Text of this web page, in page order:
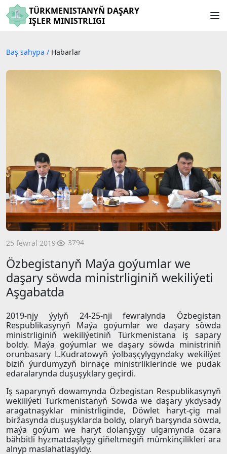
TÜRKMENISTANYŇ DAŞARY
IŞLER MINISTRLIGI
Baş sahypa / Habarlar
25 fewral 2019 3794
Özbegistanyň Maýa goýumlar we
daşary söwda ministrliginiň wekiliýeti
Aşgabatda
2019-njy ýylyň 24-25-nji fewralynda Özbegistan
Respublikasynyň Maýa goýumlar we daşary söwda
ministrliginiň wekiliýetiniň Türkmenistana iş sapary
boldy. Maýa goýumlar we daşary söwda ministriniň
orunbasary L.Kudratowyň ýolbaşçylygyndaky wekiliýet
biziň ýurdumyzyň birnäçe ministrliklerinde we pudak
edaralarynda duşuşyklary geçirdi.
Iş saparynyň dowamynda Özbegistan Respublikasynyň
wekiliýeti Türkmenistanyň Söwda we daşary ykdysady
aragatnaşyklar ministrliginde, Döwlet haryt-çig mal
biržasynda duşuşyklarda boldy, olaryň barşynda söwda,
maýa goýum we haryt dolanşygy ulgamynda özara
bähbitli hyzmatdaşlygy giňeltmegiň mümkinçilikleri ara
alnyp maslahatlaşyldy.